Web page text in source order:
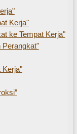
Kerja"
ke Tempat Kerja"
Perangkat"
Kerja"